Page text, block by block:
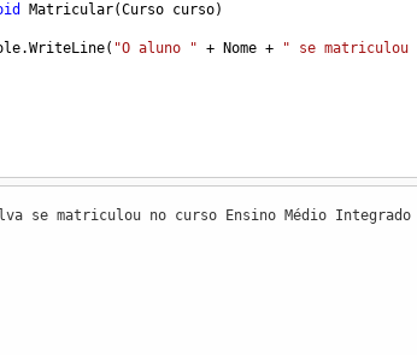
Matricular(Curso curso)
.WriteLine( "O aluno " + Nome + " se matriculou
se matriculou no curso Ensino Médio